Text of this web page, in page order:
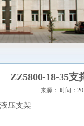
ZZ5800-18-35
来源： 时间：
压支架